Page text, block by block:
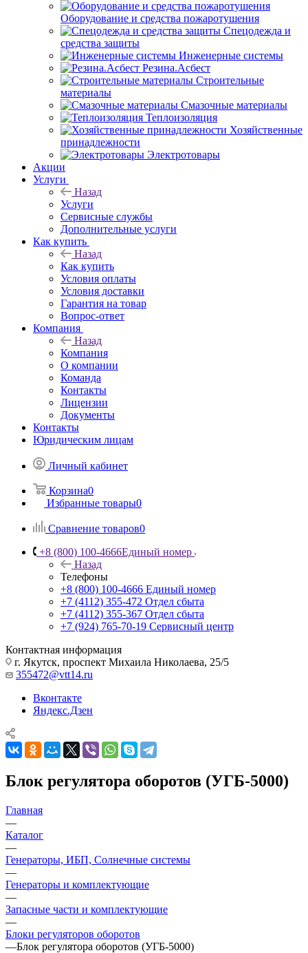
Оборудование и средства пожаротушения
Спецодежда и
средства защиты
Инженерные системы
Резина.Асбест
Строительные
материалы
Смазочные материалы
Теплоизоляция
Хозяйственные
принадлежности
Электротовары
Акции
Услуги
Назад
Услуги
Сервисные службы
Дополнительные услуги
Как купить
Назад
Как купить
Условия оплаты
Условия доставки
Гарантия на товар
Вопрос-ответ
Компания
Назад
Компания
О компании
Команда
Контакты
Лицензии
Документы
Контакты
Юридическим лицам
Личный кабинет
Корзина0
Избранные товары0
Сравнение товаров0
+8 (800) 100-4666Единый номер
Назад
Телефоны
+8 (800) 100-4666 Единый номер
+7 (4112) 355-472 Отдел сбыта
+7 (4112) 355-367 Отдел сбыта
+7 (924) 765-70-19 Сервисный центр
Контактная информация
г. Якутск, проспект Михаила Николаева, 25/5
355472@vtt14.ru
Вконтакте
Яндекс.Дзен
Блок регулятора оборотов (УГБ-5000)
Главная
—
Каталог
—
Генераторы, ИБП, Солнечные системы
—
Генераторы и комплектующие
—
Запасные части и комплектующие
—
Блоки регуляторов оборотов
—Блок регулятора оборотов (УГБ-5000)